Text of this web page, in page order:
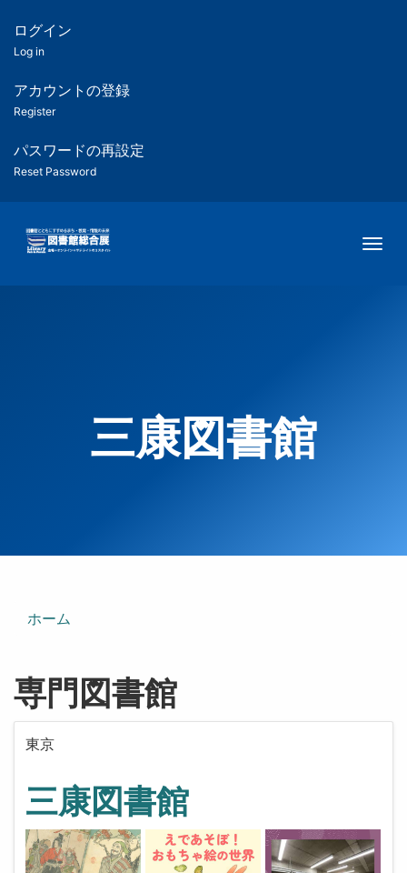
ツ
匿
名
ユ
ー
ー
用
メ
ログイン
Log in
アカウントの登録
Register
パスワードの再設定
Reset Password
三康図書館
ホーム
専門図書館
東京
三康図書館